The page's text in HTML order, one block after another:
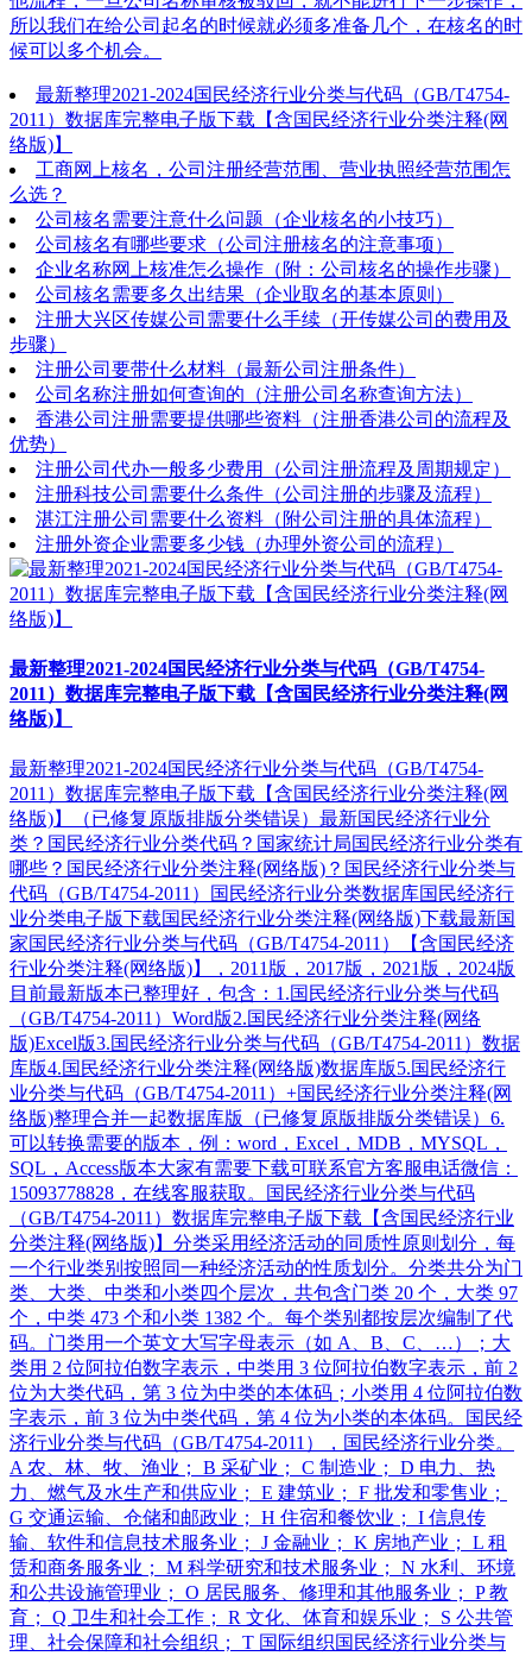
所以我们在给公司起名的时候就必须多准备几个，在核名的时
候可以多个机会。
最新整理2021-2024国民经济行业分类与代码（GB/T4754-
2011）数据库完整电子版下载【含国民经济行业分类注释(网
络版)】
工商网上核名，公司注册经营范围、营业执照经营范围怎
么选？
公司核名需要注意什么问题（企业核名的小技巧）
公司核名有哪些要求（公司注册核名的注意事项）
企业名称网上核准怎么操作（附：公司核名的操作步骤）
公司核名需要多久出结果（企业取名的基本原则）
注册大兴区传媒公司需要什么手续（开传媒公司的费用及
步骤）
注册公司要带什么材料（最新公司注册条件）
公司名称注册如何查询的（注册公司名称查询方法）
香港公司注册需要提供哪些资料（注册香港公司的流程及
优势）
注册公司代办一般多少费用（公司注册流程及周期规定）
注册科技公司需要什么条件（公司注册的步骤及流程）
湛江注册公司需要什么资料（附公司注册的具体流程）
注册外资企业需要多少钱（办理外资公司的流程）
最新整理2021-2024国民经济行业分类与代码（GB/T4754-
2011）数据库完整电子版下载【含国民经济行业分类注释(网
络版)】
最新整理2021-2024国民经济行业分类与代码（GB/T4754-
2011）数据库完整电子版下载【含国民经济行业分类注释(网
络版)】（已修复原版排版分类错误）最新国民经济行业分
类？国民经济行业分类代码？国家统计局国民经济行业分类有
哪些？国民经济行业分类注释(网络版)？国民经济行业分类与
代码（GB/T4754-2011）国民经济行业分类数据库国民经济行
业分类电子版下载国民经济行业分类注释(网络版)下载最新国
家国民经济行业分类与代码（GB/T4754-2011）【含国民经济
行业分类注释(网络版)】，2011版，2017版，2021版，2024版
目前最新版本已整理好，包含：1.国民经济行业分类与代码
（GB/T4754-2011）Word版2.国民经济行业分类注释(网络
版)Excel版3.国民经济行业分类与代码（GB/T4754-2011）数据
库版4.国民经济行业分类注释(网络版)数据库版5.国民经济行
业分类与代码（GB/T4754-2011）+国民经济行业分类注释(网
络版)整理合并一起数据库版（已修复原版排版分类错误）6.
可以转换需要的版本，例：word，Excel，MDB，MYSQL，
SQL，Access版本大家有需要下载可联系官方客服电话微信：
15093778828，在线客服获取。国民经济行业分类与代码
（GB/T4754-2011）数据库完整电子版下载【含国民经济行业
分类注释(网络版)】分类采用经济活动的同质性原则划分，每
一个行业类别按照同一种经济活动的性质划分。分类共分为门
类、大类、中类和小类四个层次，共包含门类 20 个，大类 97
个，中类 473 个和小类 1382 个。每个类别都按层次编制了代
码。门类用一个英文大写字母表示（如 A、B、C、…）；大
类用 2 位阿拉伯数字表示，中类用 3 位阿拉伯数字表示，前 2
位为大类代码，第 3 位为中类的本体码；小类用 4 位阿拉伯数
字表示，前 3 位为中类代码，第 4 位为小类的本体码。国民经
济行业分类与代码（GB/T4754-2011），国民经济行业分类。
A 农、林、牧、渔业； B 采矿业； C 制造业； D 电力、热
力、燃气及水生产和供应业； E 建筑业； F 批发和零售业；
G 交通运输、仓储和邮政业； H 住宿和餐饮业； I 信息传
输、软件和信息技术服务业； J 金融业； K 房地产业； L 租
赁和商务服务业； M 科学研究和技术服务业； N 水利、环境
和公共设施管理业； O 居民服务、修理和其他服务业； P 教
育； Q 卫生和社会工作； R 文化、体育和娱乐业； S 公共管
理、社会保障和社会组织； T 国际组织国民经济行业分类与